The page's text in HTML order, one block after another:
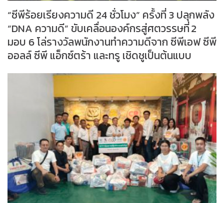
“ซีพีร้อยเรียงความดี 24 ชั่วโมง” ครั้งที่ 3 ปลุกพลัง
“DNA ความดี” ขับเคลื่อนองค์กรสู่ศตวรรษที่ 2
มอบ 6 โล่รางวัลพนักงานทำความดีจาก ซีพีเอฟ ซีพี
ออลล์ ซีพี แอ็กซ์ตร้า และทรู เชิดชูเป็นต้นแบบ